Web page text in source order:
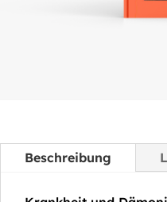
Beschreibung